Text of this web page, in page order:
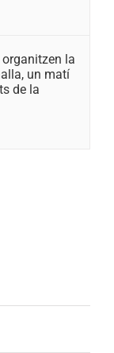
la
un matí
de la